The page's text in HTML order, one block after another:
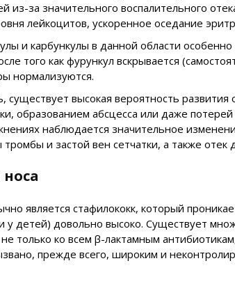
за значительного воспалительного
лейкоцитов, ускоренное оседание
и карбункулы в данной области
того как фурункул вскрывается
нормализуются.
существует высокая вероятность
образованием абсцесса или даже
наблюдается значительное
и застой вен сетчатки, а также отек
является стафилококк, который
у детей) довольно высоко. Существует
только ко всем β-лактамным
прежде всего, широким и